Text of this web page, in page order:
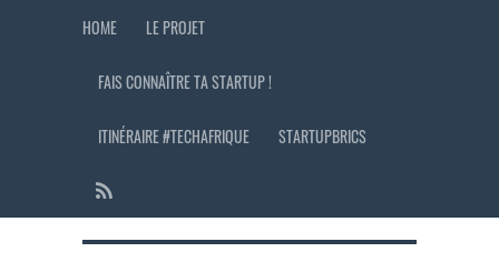
HOME LE PROJET
FAIS CONNAÎTRE TA STARTUP !
ITINÉRAIRE #TECHAFRIQUE STARTUPBRICS